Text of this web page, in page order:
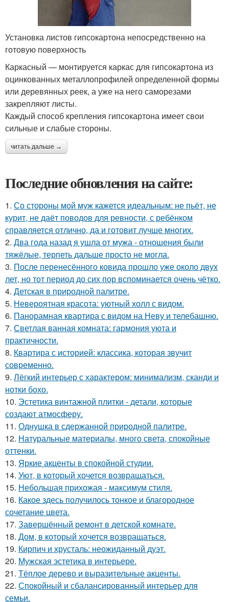
Установка листов гипсокартона непосредственно на
готовую поверхность
Каркасный — монтируется каркас для гипсокартона из
оцинкованных металлопрофилей определенной формы
или деревянных реек, а уже на него саморезами
закрепляют листы.
Каждый способ крепления гипсокартона имеет свои
сильные и слабые стороны.
читать дальше →
Последние обновления на сайте:
1. Со стороны мой муж кажется идеальным: не пьёт, не
курит, не даёт поводов для ревности, с ребёнком
справляется отлично, да и готовит лучше многих.
2. Два года назад я ушла от мужа - отношения были
тяжёлые, терпеть дальше просто не могла.
3. После перенесённого ковида прошло уже около двух
лет, но тот период до сих пор вспоминается очень чётко.
4. Детская в природной палитре.
5. Невероятная красота: уютный холл с видом.
6. Панорамная квартира с видом на Неву и телебашню.
7. Светлая ванная комната: гармония уюта и
практичности.
8. Квартира с историей: классика, которая звучит
современно.
9. Лёгкий интерьер с характером: минимализм, сканди и
нотки бохо.
10. Эстетика винтажной плитки - детали, которые
создают атмосферу.
11. Однушка в сдержанной природной палитре.
12. Натуральные материалы, много света, спокойные
оттенки.
13. Яркие акценты в спокойной студии.
14. Уют, в который хочется возвращаться.
15. Небольшая прихожая - максимум стиля.
16. Какое здесь получилось тонкое и благородное
сочетание цвета.
17. Завершённый ремонт в детской комнате.
18. Дом, в который хочется возвращаться.
19. Кирпич и хрусталь: неожиданный дуэт.
20. Мужская эстетика в интерьере.
21. Тёплое дерево и выразительные акценты.
22. Спокойный и сбалансированный интерьер для
семьи.